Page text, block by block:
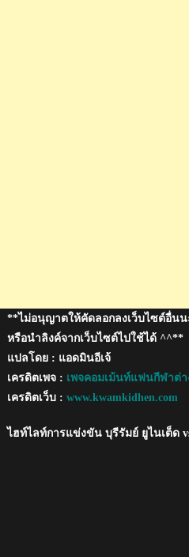
**ไม่อนุญาตให้คัดลอกลงเว็บไซต์อื่น
หรือนำลิงค์จากเว็บไซต์ไปใช้ได้ ^^**
แปลโดย : แอดมินอีเจ้
เครดิตเพจ : เพจคอมเม้นท์แฟนกีฬาต่
เครดิตเว็บ : www.kwamkidhen.com
ไฮท์ไลท์การแข่งขัน บุรีรัมย์ ยูไนเต็ด